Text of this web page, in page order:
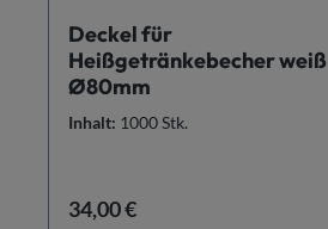
Deckel für
Heißgetränkebecher weiß
Ø80mm
Inhalt: 1000 Stk.
Regulärer Preis:
34,00 €